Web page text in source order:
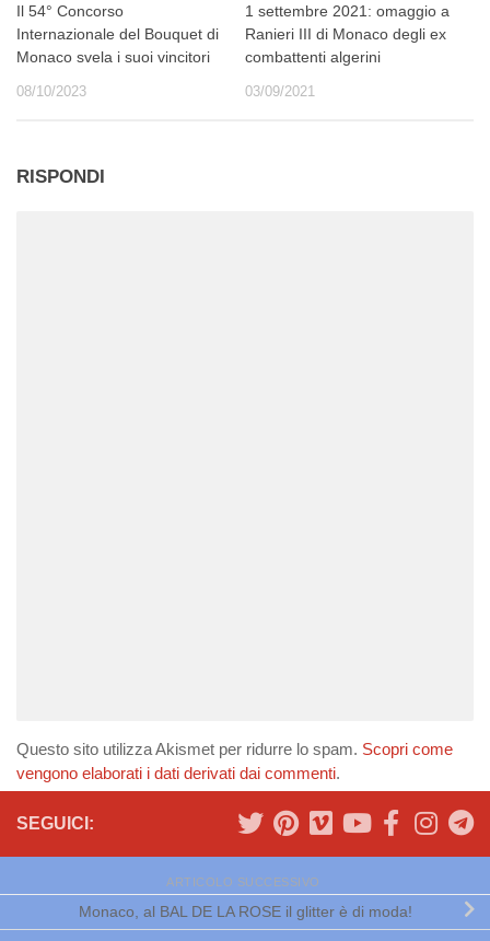
Il 54° Concorso
Internazionale del Bouquet di
Monaco svela i suoi vincitori
08/10/2023
1 settembre 2021: omaggio a
Ranieri III di Monaco degli ex
combattenti algerini
03/09/2021
RISPONDI
Questo sito utilizza Akismet per ridurre lo spam. Scopri come
vengono elaborati i dati derivati dai commenti.
SEGUICI:
ARTICOLO SUCCESSIVO
Monaco, al BAL DE LA ROSE il glitter è di moda!